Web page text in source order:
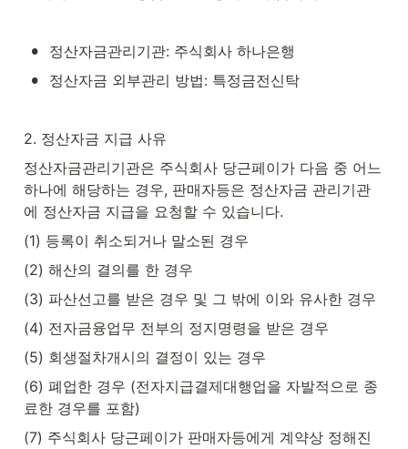
• 정산자금관리기관: 주식회사 하나은행
• 정산자금 외부관리 방법: 특정금전신탁
2. 정산자금 지급 사유
정산자금관리기관은 주식회사 당근페이가 다음 중 어느
하나에 해당하는 경우, 판매자등은 정산자금 관리기관
에 정산자금 지급을 요청할 수 있습니다.
(1) 등록이 취소되거나 말소된 경우
(2) 해산의 결의를 한 경우
(3) 파산선고를 받은 경우 및 그 밖에 이와 유사한 경우
(4) 전자금융업무 전부의 정지명령을 받은 경우
(5) 회생절차개시의 결정이 있는 경우
(6) 폐업한 경우 (전자지급결제대행업을 자발적으로 종
료한 경우를 포함)
(7) 주식회사 당근페이가 판매자등에게 계약상 정해진